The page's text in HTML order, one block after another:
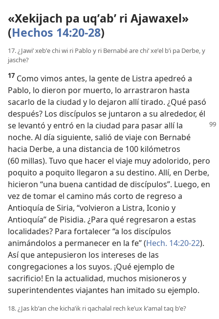
«Xekijach pa uqʼabʼ ri Ajawaxel»
(Hechos 14:20-28)
17. ¿Jawiʼ xebʼe chi wi ri Pablo y ri Bernabé are chiʼ xeʼel bʼi pa Derbe, y
jasche?
17 Como vimos antes, la gente de Listra apedreó a
Pablo, lo dieron por muerto, lo arrastraron hasta
sacarlo de la ciudad y lo dejaron allí tirado. ¿Qué pasó
después? Los discípulos se juntaron a su alrededor, él
se levantó y entró en la ciudad para pasar allí la
noche. Al día siguiente, salió de viaje con Bernabé
hacia Derbe, a una distancia de 100 kilómetros
(60 millas). Tuvo que hacer el viaje muy adolorido, pero
poquito a poquito llegaron a su destino. Allí, en Derbe,
hicieron “una buena cantidad de discípulos”. Luego, en
vez de tomar el camino más corto de regreso a
Antioquía de Siria, “volvieron a Listra, Iconio y
Antioquía” de Pisidia. ¿Para qué regresaron a estas
localidades? Para fortalecer “a los discípulos
animándolos a permanecer en la fe” (Hech. 14:20-22).
Así que antepusieron los intereses de las
congregaciones a los suyos. ¡Qué ejemplo de
sacrificio! En la actualidad, muchos misioneros y
superintendentes viajantes han imitado su ejemplo.
18. ¿Jas kbʼan che kichaʼik ri qachalal rech keʼux kʼamal taq bʼe?